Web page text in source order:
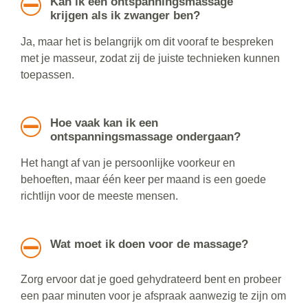
krijgen als ik zwanger ben?
Ja, maar het is belangrijk om dit vooraf te bespreken
met je masseur, zodat zij de juiste technieken kunnen
toepassen.
Hoe vaak kan ik een
ontspanningsmassage ondergaan?
Het hangt af van je persoonlijke voorkeur en
behoeften, maar één keer per maand is een goede
richtlijn voor de meeste mensen.
Wat moet ik doen voor de massage?
Zorg ervoor dat je goed gehydrateerd bent en probeer
een paar minuten voor je afspraak aanwezig te zijn om